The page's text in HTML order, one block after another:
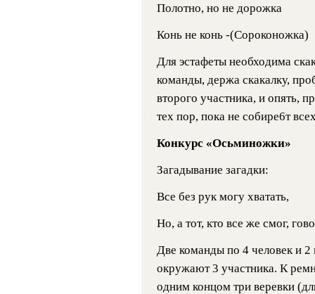
Полотно, но не дорожка
Конь не конь -(Сороконожка)
Для эстафеты необходима
команды, держа скакалку,
второго участника, и опять,
тех пор, пока не собире6т
Конкурс «Осьминожки»
Загадывание загадки:
Все без рук могу хватать,
Но, а тот, кто все же смог,
Две команды по 4 человек и 2
окружают 3 участника. К
одним концом три веревки